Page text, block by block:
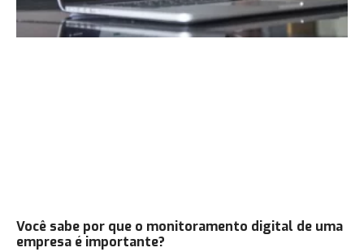
Você sabe por que o monitoramento digital de uma
empresa é importante?